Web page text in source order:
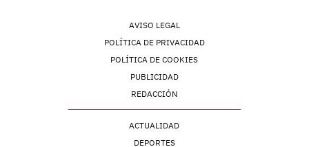
AVISO LEGAL
POLÍTICA DE PRIVACIDAD
POLÍTICA DE COOKIES
PUBLICIDAD
REDACCIÓN
ACTUALIDAD
DEPORTES